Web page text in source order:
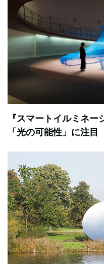
『スマートイルミネ
「光の可能性」に注目